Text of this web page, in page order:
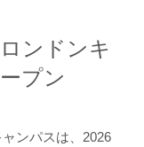
ンドンキ
プン
ンパスは、2026